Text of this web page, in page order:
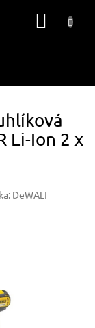
Li-Ion 2 x
DeWALT